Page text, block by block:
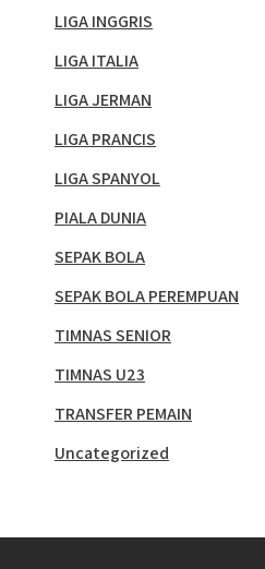
LIGA INGGRIS
LIGA ITALIA
LIGA JERMAN
LIGA PRANCIS
LIGA SPANYOL
PIALA DUNIA
SEPAK BOLA
SEPAK BOLA PEREMPUAN
TIMNAS SENIOR
TIMNAS U23
TRANSFER PEMAIN
Uncategorized